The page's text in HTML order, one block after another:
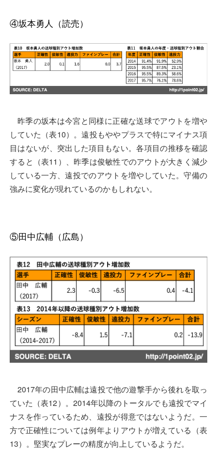
④坂本勇人（読売）
昨季の坂本は今宮と同様に正確な送球でアウトを増や
していた（表10）。遠投もややプラスで特にマイナス項
目はないが、突出した項目もない。各項目の推移を確認
すると（表11）、昨季は俊敏性でのアウトが大きく減少
している一方、遠投でのアウトを増やしていた。守備の
強みに変化が現れているのかもしれない。
⑤田中広輔（広島）
2017年の田中広輔は遠投で他の遊撃手から後れを取っ
ていた（表12）。2014年以降のトータルでも遠投でマイ
ナスを作っているため、遠投が得意ではないようだ。一
方で正確性については例年よりアウトが増えている（表
13）。堅実なプレーの精度が向上しているようだ。